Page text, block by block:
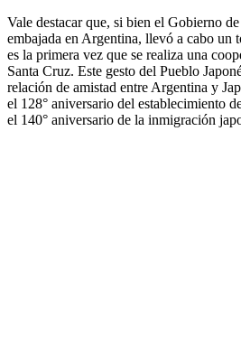
Vale destacar que, si bien el Gobierno
embajada en Argentina, llevó a cabo un
es la primera vez que se realiza una
Santa Cruz. Este gesto del Pueblo
relación de amistad entre Argentina y
el 128° aniversario del establecimiento
el 140° aniversario de la inmigración